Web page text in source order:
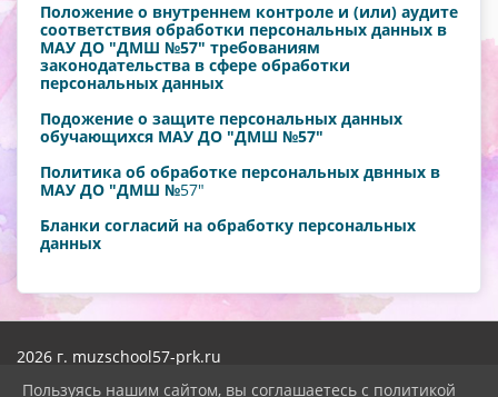
Положение о внутреннем контроле и (или) аудите
соответствия обработки персональных данных в
МАУ ДО "ДМШ №57" требованиям
законодательства в сфере обработки
персональных данных
Подожение о защите персональных данных
обучающихся МАУ ДО "ДМШ №57"
Политика об обработке персональных двнных в
МАУ ДО "ДМШ №57"
Бланки согласий на обработку персональных
данных
2026 г. muzschool57-prk.ru
Карта сайта
Пользуясь нашим сайтом, вы соглашаетесь с политикой